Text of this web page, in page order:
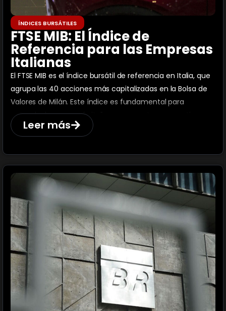
ÍNDICES BURSÁTILES
FTSE MIB: El Índice de
Referencia para las Empresas
Italianas
El FTSE MIB es el índice bursátil de referencia en Italia, que
agrupa las 40 acciones más capitalizadas en la Bolsa de
Valores de Milán. Este índice es fundamental para
entender la economía italiana y su sector corporativo.
Leer más